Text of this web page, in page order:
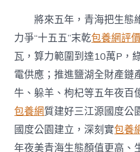
將來五年，青海把生態
力爭“十五五”末乾包養網評
瓦，算力範圍到達10萬P，
電供應；推進鹽湖全財產鏈
牛、躲羊、枸杞等五年夜百
包養網質建好三江源國度公
國度公園建立，深刻實包養
年夜美青海生態顏值更高、